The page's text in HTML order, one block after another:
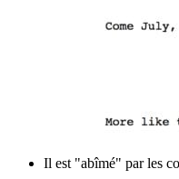
Il est "abîmé" par les